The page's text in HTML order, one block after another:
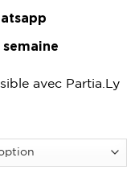
avec Partia.Ly